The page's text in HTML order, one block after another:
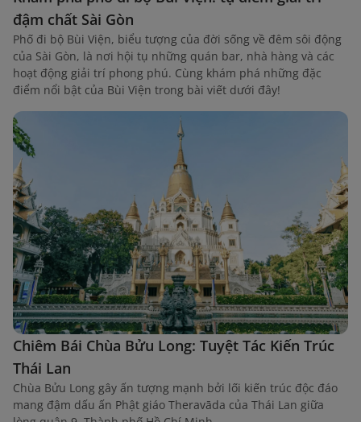
đậm chất Sài Gòn
Phố đi bộ Bùi Viện, biểu tượng của đời sống về đêm sôi động
của Sài Gòn, là nơi hội tụ những quán bar, nhà hàng và các
hoạt động giải trí phong phú. Cùng khám phá những đặc
điểm nổi bật của Bùi Viện trong bài viết dưới đây!
Chiêm Bái Chùa Bửu Long: Tuyệt Tác Kiến Trúc
Thái Lan
Chùa Bửu Long gây ấn tượng mạnh bởi lối kiến trúc độc đáo
mang đậm dấu ấn Phật giáo Theravāda của Thái Lan giữa